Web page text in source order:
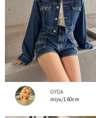
GYDA
miyu/160cm